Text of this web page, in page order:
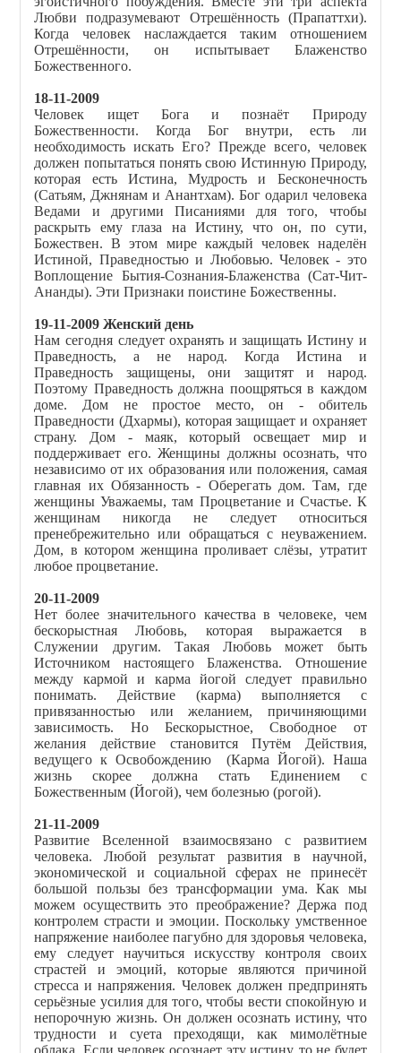
Любви подразумевают Отрешённость (Прапаттхи).
Когда человек наслаждается таким отношением
Отрешённости, он испытывает Блаженство
Божественного.
18-11-2009
Человек ищет Бога и познаёт Природу
Божественности. Когда Бог внутри, есть ли
необходимость искать Его? Прежде всего, человек
должен попытаться понять свою Истинную Природу,
которая есть Истина, Мудрость и Бесконечность
(Сатьям, Джнянам и Анантхам). Бог одарил человека
Ведами и другими Писаниями для того, чтобы
раскрыть ему глаза на Истину, что он, по сути,
Божествен. В этом мире каждый человек наделён
Истиной, Праведностью и Любовью. Человек - это
Воплощение Бытия-Сознания-Блаженства (Сат-Чит-
Ананды). Эти Признаки поистине Божественны.
19-11-2009 Женский день
Нам сегодня следует охранять и защищать Истину и
Праведность, а не народ. Когда Истина и
Праведность защищены, они защитят и народ.
Поэтому Праведность должна поощряться в каждом
доме. Дом не простое место, он - обитель
Праведности (Дхармы), которая защищает и охраняет
страну. Дом - маяк, который освещает мир и
поддерживает его. Женщины должны осознать, что
независимо от их образования или положения, самая
главная их Обязанность - Оберегать дом. Там, где
женщины Уважаемы, там Процветание и Счастье. К
женщинам никогда не следует относиться
пренебрежительно или обращаться с неуважением.
Дом, в котором женщина проливает слёзы, утратит
любое процветание.
20-11-2009
Нет более значительного качества в человеке, чем
бескорыстная Любовь, которая выражается в
Служении другим. Такая Любовь может быть
Источником настоящего Блаженства. Отношение
между кармой и карма йогой следует правильно
понимать. Действие (карма) выполняется с
привязанностью или желанием, причиняющими
зависимость. Но Бескорыстное, Свободное от
желания действие становится Путём Действия,
ведущего к Освобождению (Карма Йогой). Наша
жизнь скорее должна стать Единением с
Божественным (Йогой), чем болезнью (рогой).
21-11-2009
Развитие Вселенной взаимосвязано с развитием
человека. Любой результат развития в научной,
экономической и социальной сферах не принесёт
большой пользы без трансформации ума. Как мы
можем осуществить это преображение? Держа под
контролем страсти и эмоции. Поскольку умственное
напряжение наиболее пагубно для здоровья человека,
ему следует научиться искусству контроля своих
страстей и эмоций, которые являются причиной
стресса и напряжения. Человек должен предпринять
серьёзные усилия для того, чтобы вести спокойную и
непорочную жизнь. Он должен осознать истину, что
трудности и суета преходящи, как мимолётные
облака. Если человек осознает эту истину, то не будет